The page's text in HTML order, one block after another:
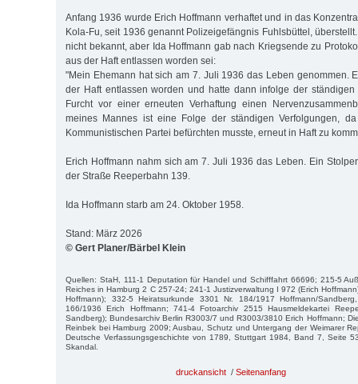
Anfang 1936 wurde Erich Hoffmann verhaftet und in das
Kola-Fu, seit 1936 genannt Polizeigefängnis Fuhlsbüttel,
nicht bekannt, aber Ida Hoffmann gab nach Kriegsende zu
aus der Haft entlassen worden sei:
"Mein Ehemann hat sich am 7. Juli 1936 das Leben genommen.
der Haft entlassen worden und hatte dann infolge der
Furcht vor einer erneuten Verhaftung einen
meines Mannes ist eine Folge der ständigen Verfolgungen,
Kommunistischen Partei befürchten musste, erneut in Haft zu
Erich Hoffmann nahm sich am 7. Juli 1936 das Leben. Ein
der Straße Reeperbahn 139.
Ida Hoffmann starb am 24. Oktober 1958.
Stand: März 2026
© Gert Planer/Bärbel Klein
Quellen: StaH, 111-1 Deputation für Handel und Schifffahrt 66696; 215-5
Reiches in Hamburg 2 C 257-24; 241-1 Justizverwaltung I 972 (Erich
Hoffmann); 332-5 Heiratsurkunde 3301 Nr. 184/1917 Hoffmann/
166/1936 Erich Hoffmann; 741-4 Fotoarchiv 2515 Hausmeldekartei
Sandberg); Bundesarchiv Berlin R3003/7 und R3003/3810 Erich Hoffmann;
Reinbek bei Hamburg 2009; Ausbau, Schutz und Untergang der Weimarer
Deutsche Verfassungsgeschichte von 1789, Stuttgart 1984, Band 7, Seite
Skandal.
druckansicht / Seitenanfang